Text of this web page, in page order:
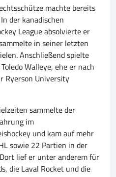
machte bereits
der kanadischen
League absolvierte er
in seiner letzten
Anschließend spielte
Walleye, ehe er nach
Ryerson University
sammelte der
im
und kam auf mehr
sowie 22 Partien in der
lief er unter anderem für
die Laval Rocket und die